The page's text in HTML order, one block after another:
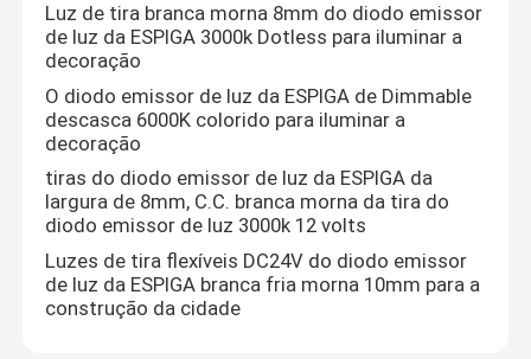
Tubo do silicone do diodo emissor de luz
Luz de tira branca morna 8mm do diodo emissor
de luz da ESPIGA 3000k Dotless para iluminar a
decoração
O diodo emissor de luz da ESPIGA de Dimmable
descasca 6000K colorido para iluminar a
decoração
tiras do diodo emissor de luz da ESPIGA da
largura de 8mm, C.C. branca morna da tira do
diodo emissor de luz 3000k 12 volts
Luzes de tira flexíveis DC24V do diodo emissor
de luz da ESPIGA branca fria morna 10mm para a
construção da cidade